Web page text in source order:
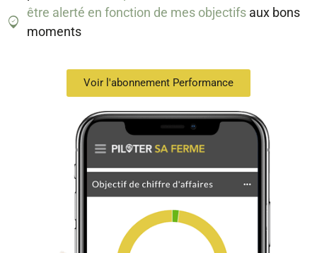
être alerté en fonction de mes objectifsaux bons
moments
Voir l'abonnement Performance